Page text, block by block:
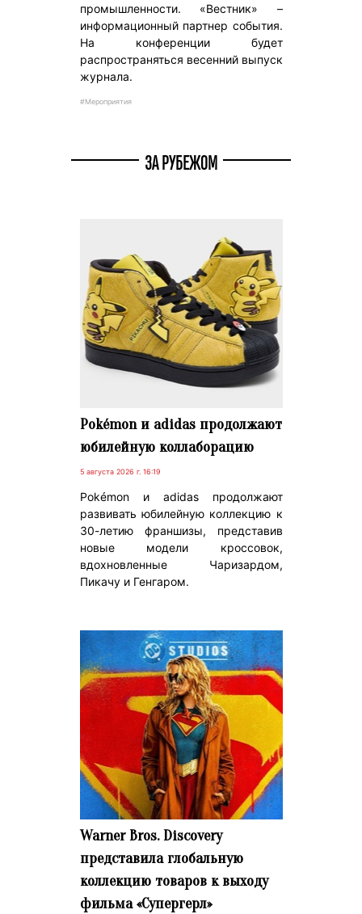
промышленности. «Вестник» –
информационный партнер события.
На конференции будет
распространяться весенний выпуск
журнала.
#Мероприятия
ЗА РУБЕЖОМ
Pokémon и adidas продолжают
юбилейную коллаборацию
5 августа 2026 г. 16:19
Pokémon и adidas продолжают
развивать юбилейную коллекцию к
30-летию франшизы, представив
новые модели кроссовок,
вдохновленные Чаризардом,
Пикачу и Генгаром.
Warner Bros. Discovery
представила глобальную
коллекцию товаров к выходу
фильма «Супергерл»